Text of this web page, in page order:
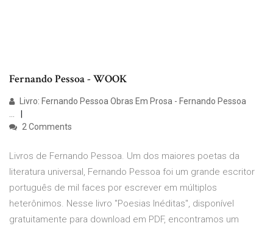
Fernando Pessoa - WOOK
Livro: Fernando Pessoa Obras Em Prosa - Fernando Pessoa
...
2 Comments
Livros de Fernando Pessoa. Um dos maiores poetas da
literatura universal, Fernando Pessoa foi um grande escritor
português de mil faces por escrever em múltiplos
heterônimos. Nesse livro "Poesias Inéditas", disponível
gratuitamente para download em PDF, encontramos um